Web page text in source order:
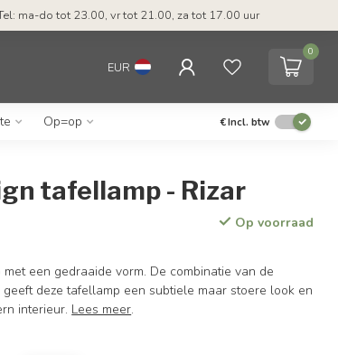
ma-do tot 23.00, vr tot 21.00, za tot 17.00 uur
EUR
0
Op=op €Incl. btw
tafellamp - Rizar
Op voorraad
een gedraaide vorm. De combinatie van de
deze tafellamp een subtiele maar stoere look en
interieur. Lees meer.